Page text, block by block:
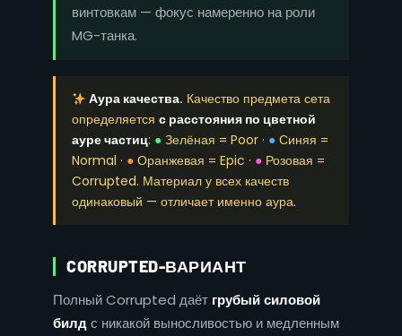
винтовкам — фокус намеренно на роли
MG-танка.
Аура качества. Качество предмета сета
определяется с расстояния по цветной
ауре частиц: ● Зелёная = Poor · ● Синяя =
Normal · ● Оранжевая = Epic · ● Розовая =
Corrupted. Материал у всех качеств
одинаковый — отличает именно аура.
CORRUPTED-ВАРИАНТ
Полный Corrupted даёт грубый силовой
билдс никакой выносливостью и медленным